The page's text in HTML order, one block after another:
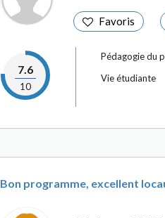
Favoris
7.6
10
Pédagogie du
Vie étudiante
Bon programme, excellent